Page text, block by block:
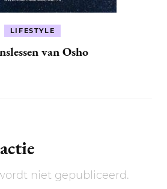
LIFESTYLE
van Osho
niet gepubliceerd.